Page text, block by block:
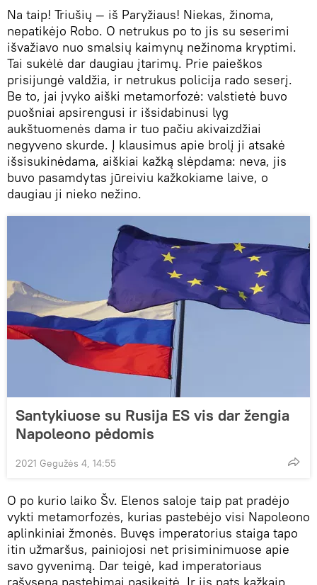
Na taip! Triušių — iš Paryžiaus! Niekas, žinoma,
nepatikėjo Robo. O netrukus po to jis su seserimi
išvažiavo nuo smalsių kaimynų nežinoma kryptimi.
Tai sukėlė dar daugiau įtarimų. Prie paieškos
prisijungė valdžia, ir netrukus policija rado seserį.
Be to, jai įvyko aiški metamorfozė: valstietė buvo
puošniai apsirengusi ir išsidabinusi lyg
aukštuomenės dama ir tuo pačiu akivaizdžiai
negyveno skurde. Į klausimus apie brolį ji atsakė
išsisukinėdama, aiškiai kažką slėpdama: neva, jis
buvo pasamdytas jūreiviu kažkokiame laive, o
daugiau ji nieko nežino.
Santykiuose su Rusija ES vis dar žengia
Napoleono pėdomis
2021 Gegužės 4, 14:55
O po kurio laiko Šv. Elenos saloje taip pat pradėjo
vykti metamorfozės, kurias pastebėjo visi Napoleono
aplinkiniai žmonės. Buvęs imperatorius staiga tapo
itin užmaršus, painiojosi net prisiminimuose apie
savo gyvenimą. Dar teigė, kad imperatoriaus